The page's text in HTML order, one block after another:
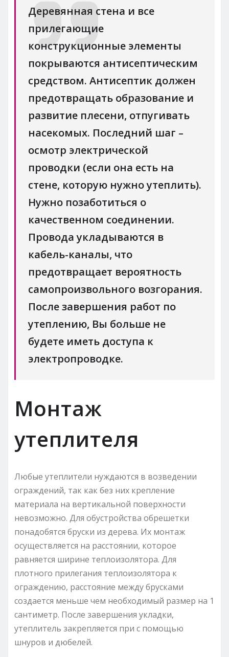
Деревянная стена и все
прилегающие
конструкционные элементы
покрываются антисептическим
средством. Антисептик должен
предотвращать образование и
развитие плесени, отпугивать
насекомых. Последний шаг –
осмотр электрической
проводки (если она есть на
стене, которую нужно утеплить).
Нужно позаботиться о
качественном соединении.
Провода укладываются в
кабель-каналы, что
предотвращает вероятность
самопроизвольного возгорания.
После завершения работ по
утеплению, Вы больше не
будете иметь доступа к
электропроводке.
Монтаж
утеплителя
Любые утеплители нуждаются в возведении
ограждений, так как без них крепление
материала на вертикальной поверхности
невозможно. Для обустройства обрешетки
понадобятся бруски из дерева. Их монтаж
осуществляется на расстоянии, которое
равняется ширине теплоизолятора. Для
плотного прилегания теплоизолятора к
ограждению, расстояние между брусками
создается меньше чем необходимый размер на 1
сантиметр. После завершения укладки,
утеплитель закрепляется при с помощью
шнуров и дюбелей.